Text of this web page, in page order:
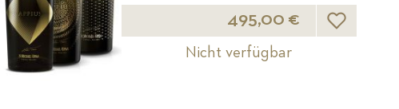
495,00 € Wunschliste
Nicht verfügbar